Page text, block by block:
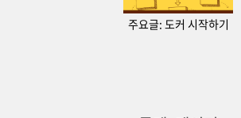
주요글: 도커 시작하기